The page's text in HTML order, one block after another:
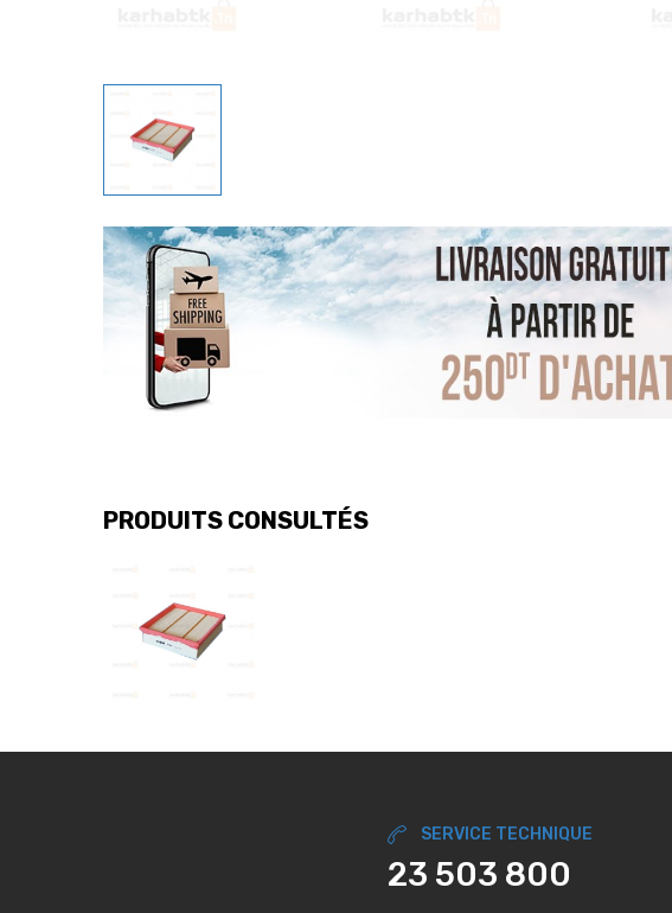
PRODUITS CONSULTÉS
SERVICE TECHNIQUE
23 503 800